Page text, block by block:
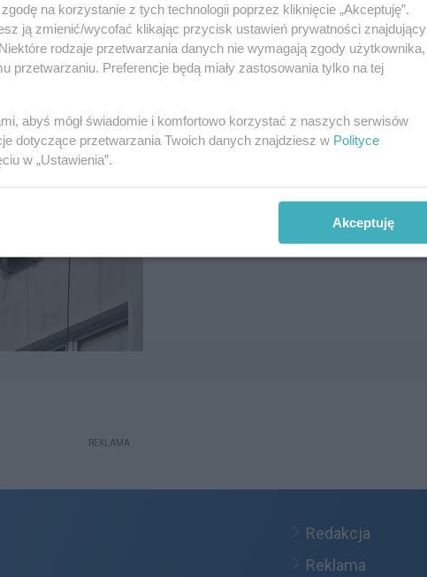
9 / 31
REKLAMA
Redakcja
Reklama
na korzystanie z tych technologii poprzez kliknięcie „Akceptuję”.
ją zmienić/wycofać klikając przycisk ustawień prywatności znajdujący
rodzaje przetwarzania danych nie wymagają zgody użytkownika,
przetwarzaniu. Preferencje będą miały zastosowania tylko na tej
abyś mógł świadomie i komfortowo korzystać z naszych serwisów
dotyczące przetwarzania Twoich danych znajdziesz w Polityce
w „Ustawienia”.
Akceptuję